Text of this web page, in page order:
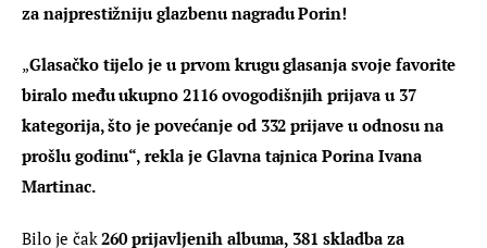
za najprestižniju glazbenu nagradu Porin!
„Glasačko tijelo je u prvom krugu glasanja svoje favorite
biralo među ukupno 2116 ovogodišnjih prijava u 37
kategorija, što je povećanje od 332 prijave u odnosu na
prošlu godinu“, rekla je Glavna tajnica Porina Ivana
Martinac.
Bilo je čak 260 prijavljenih albuma, 381 skladba za